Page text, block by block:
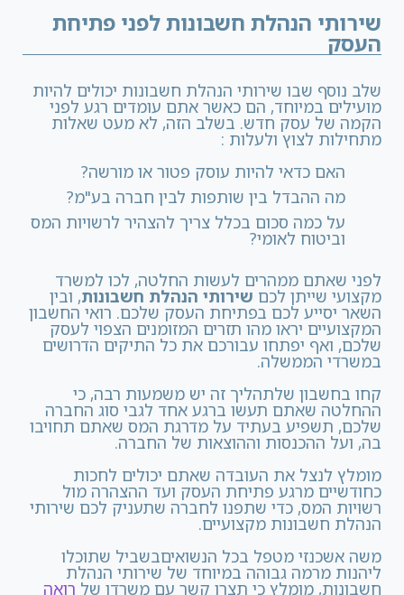
שירותי הנהלת חשבונות לפני פתיחת
העסק
שלב נוסף שבו שירותי הנהלת חשבונות יכולים להיות
מועילים במיוחד, הם כאשר אתם עומדים רגע לפני
הקמה של עסק חדש. בשלב הזה, לא מעט שאלות
מתחילות לצוץ ולעלות :
האם כדאי להיות עוסק פטור או מורשה?
מה ההבדל בין שותפות לבין חברה בע"מ?
על כמה סכום בכלל צריך להצהיר לרשויות המס
וביטוח לאומי?
לפני שאתם ממהרים לעשות החלטה, לכו למשרד
מקצועי שייתן לכם שירותי הנהלת חשבונות, ובין
השאר יסייע לכם בפתיחת העסק שלכם. רואי החשבון
המקצועיים יראו מהו תזרים המזומנים הצפוי לעסק
שלכם, ואף יפתחו עבורכם את כל התיקים הדרושים
במשרדי הממשלה.
קחו בחשבון שלתהליך זה יש משמעות רבה, כי
ההחלטה שאתם תעשו ברגע אחד לגבי סוג החברה
שלכם, תשפיע בעתיד על מדרגת המס שאתם תחויבו
בה, ועל ההכנסות וההוצאות של החברה.
מומלץ לנצל את העובדה שאתם יכולים לחכות
כחודשיים מרגע פתיחת העסק ועד ההצהרה מול
רשויות המס, כדי שתפנו לחברה שתעניק לכם שירותי
הנהלת חשבונות מקצועיים.
משה אשכנזי מטפל בכל הנשואיםבשביל שתוכלו
ליהנות מרמה גבוהה במיוחד של שירותי הנהלת
חשבונות, מומלץ כי תצרו קשר עם משרדו של רואה